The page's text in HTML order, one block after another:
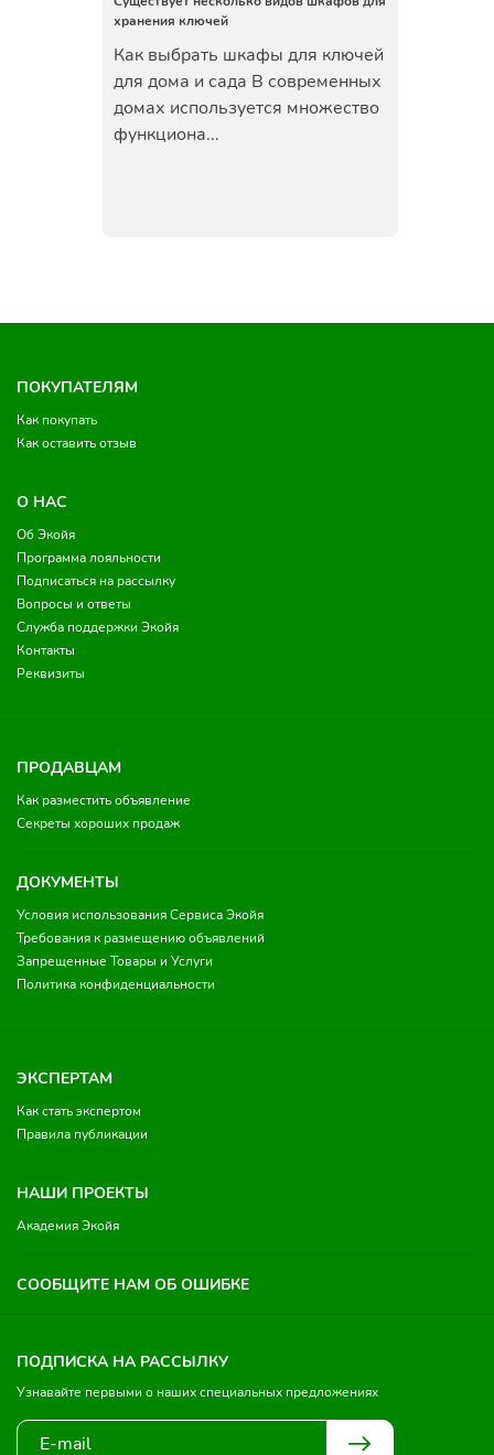
хранения ключей
Как выбрать шкафы для ключей
для дома и сада В современных
домах используется множество
функциона...
ПОКУПАТЕЛЯМ
Как покупать
Как оставить отзыв
О НАС
Об Экойя
Программа лояльности
Подписаться на рассылку
Вопросы и ответы
Служба поддержки Экойя
Контакты
Реквизиты
ПРОДАВЦАМ
Как разместить объявление
Секреты хороших продаж
ДОКУМЕНТЫ
Условия использования Сервиса Экойя
Требования к размещению объявлений
Запрещенные Товары и Услуги
Политика конфиденциальности
ЭКСПЕРТАМ
Как стать экспертом
Правила публикации
НАШИ ПРОЕКТЫ
Академия Экойя
СООБЩИТЕ НАМ ОБ ОШИБКЕ
ПОДПИСКА НА РАССЫЛКУ
Узнавайте первыми о наших специальных предложениях